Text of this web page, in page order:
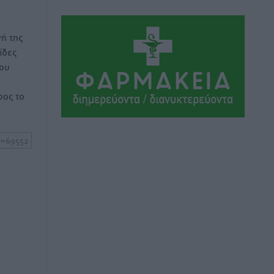
της
το
Ιάλυσος Β’: Νωρίς νωρίς μπήκαν στα
βάσανα της προετοιμασίας
πριν 15 ώρες
Εθνικός Αρχίπολης: Μεγάλο βήμα
προόδου η ίδρυση Ακαδημίας